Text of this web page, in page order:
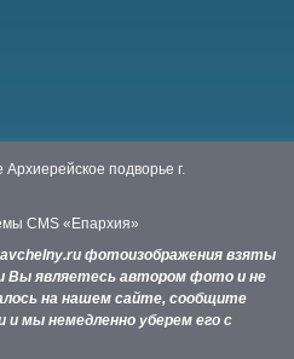
подворье г.
CMS «Епархия»
фотоизображения взяты
Вы являетесь автором фото и не
на нашем сайте, сообщите
и мы немедленно уберем его с